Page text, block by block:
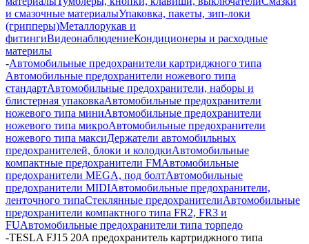
и смазочные материалыУпаковка, пакеты, зип-локи
(грипперы)Металлорукав и
фитингиВидеонаблюдениеКондиционеры и расходные
материлы
-Автомобильные предохранители картриджного типа
Автомобильные предохранители ножевого типа
стандартАвтомобильные предохранители, наборы и
блистерная упаковкаАвтомобильные предохранители
ножевого типа миниАвтомобильные предохранители
ножевого типа микроАвтомобильные предохранители
ножевого типа максиДержатели автомобильных
предохранителей, блоки и колодкиАвтомобильные
компактные предохранители FMАвтомобильные
предохранители MEGA, под болтАвтомобильные
предохранители MIDIАвтомобильные предохранители,
ленточного типаСтеклянные предохранителиАвтомобильные
предохранители компактного типа FR2, FR3 и
FUАвтомобильные предохранители типа торпедо
-TESLA FJ15 20A предохранитель картриджного типа